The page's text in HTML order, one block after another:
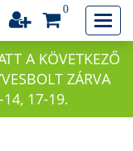
0
A KÖVETKEZŐ
ZÁRVA
14, 17-19.